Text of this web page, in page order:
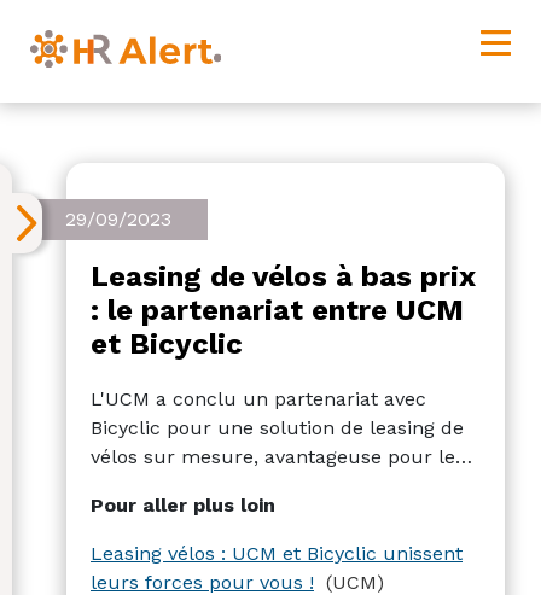
29/09/2023
Leasing de vélos à bas prix
: le partenariat entre UCM
et Bicyclic
L'UCM a conclu un partenariat avec
Bicyclic pour une solution de leasing de
vélos sur mesure, avantageuse pour les
des avantages fiscaux et les employés
peuvent choisir parmi une large gamme
de vélos.
Pour aller plus loin
Leasing vélos : UCM et Bicyclic unissent
leurs forces pour vous ! (UCM)